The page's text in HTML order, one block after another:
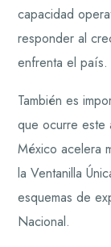
capacidad
responder al
enfrenta el país.
También es
que ocurre este
México acelera
la Ventanilla
esquemas de
Nacional.